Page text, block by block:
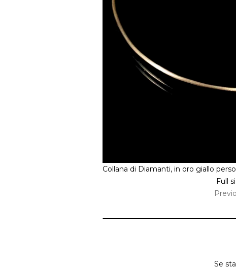
Collana di Diamanti, in oro giallo
Full
Se